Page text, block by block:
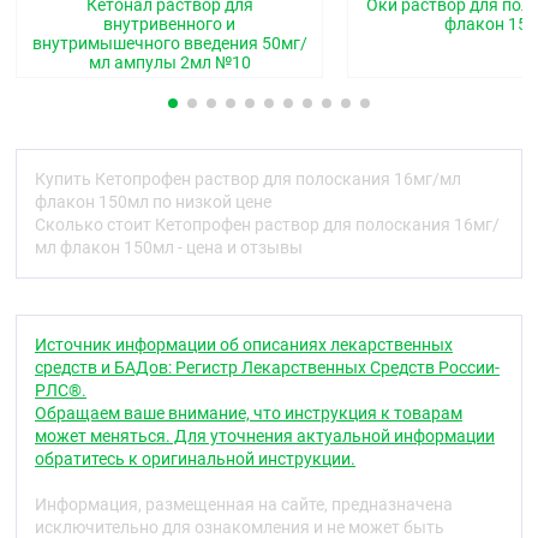
Оказывает противовоспалительное и
анальгезирующее действие. Ингибируя
циклооксигеназу I и II типа, угнетает синтез
медиаторов воспаления (простагландинов,
тромбоксана и др.). Стабилизирует мембраны
при воспалении. Тормозит активность
нейтрофилов. Обладает антибрадикининовой
активностью. Препарат не обладает
антибактериальным действием.
Разовая доза 160 мг приводит к уровню препарата
в плазме менее 400 нг/мл, недостаточному для
системного действия.
Показания
Симптоматическое лечение воспалительных
тонзиллита (ангины), ларингита, фарингита
воспалительных заболеваний полости рта —
Кетонал раствор для
внутривенного и
внутримышечного введения 50мг/
мл ампулы 2мл №10
Оки раствор для
флакон
Купить Кетопрофен раствор для полоскания 16мг/мл
флакон 150мл по низкой цене
Сколько стоит Кетопрофен раствор для полоскания 16мг/
мл флакон 150мл - цена и отзывы
Источник информации об описаниях лекарственных
средств и БАДов: Регистр Лекарственных Средств России-
РЛС®.
Обращаем ваше внимание, что инструкция к товарам
может меняться. Для уточнения актуальной информации
обратитесь к оригинальной инструкции.
Информация, размещенная на сайте, предназначена
исключительно для ознакомления и не может быть